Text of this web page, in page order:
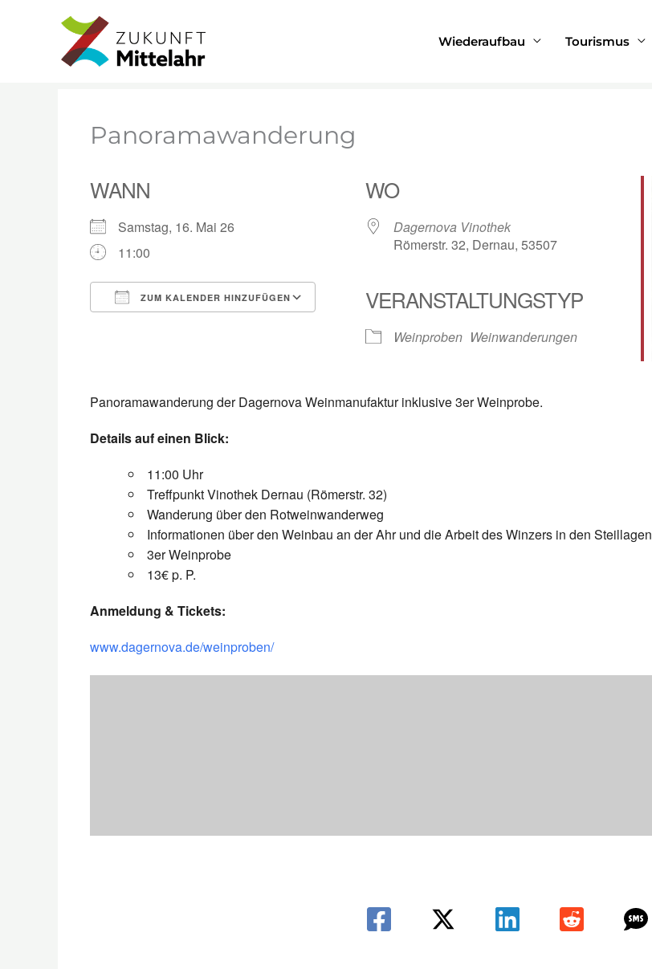
Wiederaufbau Tourismus
Start Veranstaltungen
Panoramawanderung
WANN
Samstag, 16. Mai 26
11:00
ZUM KALENDER HINZUFÜGEN
Google Kalender
WO
Dagernova Vinothek
Römerstr. 32, Dernau, 53507
VERANSTALTUNGSTYP
Weinproben Weinwanderungen
Panoramawanderung der Dagernova Weinmanufaktur inklusive 3er Weinprobe.
Details auf einen Blick:
11:00 Uhr
Treffpunkt Vinothek Dernau (Römerstr. 32)
Wanderung über den Rotweinwanderweg
Informationen über den Weinbau an der Ahr und die Arbeit des Winzers in den Steillagen
3er Weinprobe
13€ p. P.
Anmeldung & Tickets:
www.dagernova.de/weinproben/